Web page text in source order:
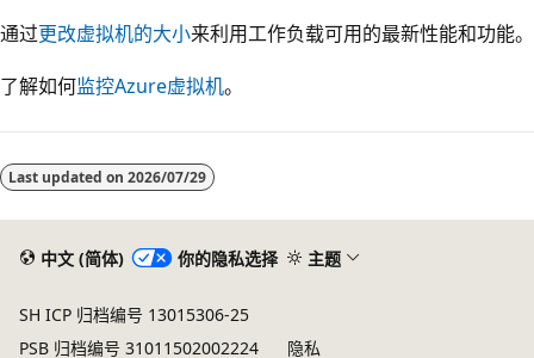
通过更改虚拟机的大小来利用工作负载可用的最新性能和功能。
了解如何监控Azure虚拟机。
模
式
Last updated on 2026/07/29
中文 (简体) 你的隐私选择 主题
SH ICP 归档编号 13015306-25
PSB 归档编号 31011502002224
隐私